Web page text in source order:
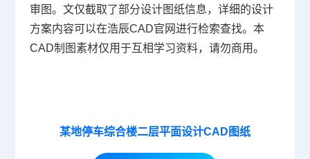
审图。文仅截取了部分设计图纸信息，详细的设计
方案内容可以在浩辰CAD官网进行检索查找。本
CAD制图素材仅用于互相学习资料，请勿商用。
某地停车综合楼二层平面设计CAD图纸